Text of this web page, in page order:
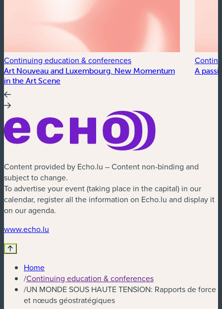
Continuing education & conferences
Art Nouveau and Luxembourg. New Momentum
in the Art Scene
A
Content provided by Echo.lu – Content non-binding and
subject to change.
To advertise your event (taking place in the capital) in our
calendar, register all the information on Echo.lu and display it
on our agenda.
www.echo.lu
Home
/Continuing education & conferences
/UN MONDE SOUS HAUTE TENSION: Rapports de force
et nœuds géostratégiques